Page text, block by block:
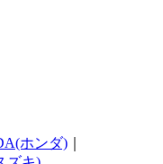
ホンダ)